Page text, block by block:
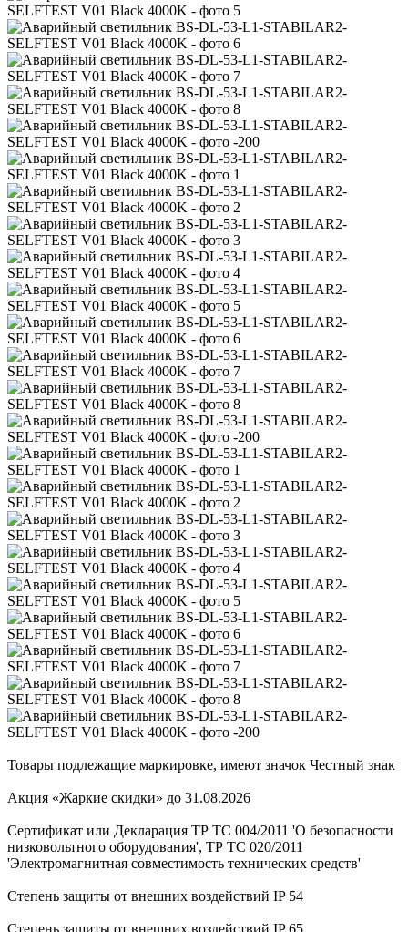
Товары подлежащие маркировке, имеют значок Честный знак
Акция «Жаркие скидки» до 31.08.2026
Сертификат или Декларация ТР ТС 004/2011 'О безопасности
низковольтного оборудования', ТР ТС 020/2011
'Электромагнитная совместимость технических средств'
Степень защиты от внешних воздействий IP 54
Степень защиты от внешних воздействий IP 65